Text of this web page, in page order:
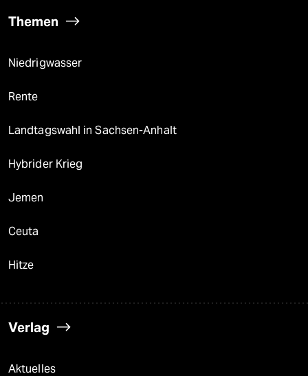
Themen
Niedrigwasser
Rente
Landtagswahl in Sachsen-Anhalt
Hybrider Krieg
Jemen
Ceuta
Hitze
Verlag
Aktuelles